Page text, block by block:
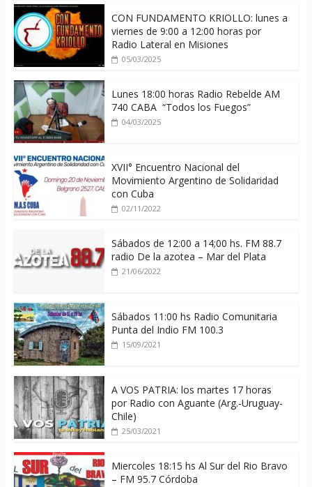
CON FUNDAMENTO KRIOLLO: lunes a
viernes de 9:00 a 12:00 horas por
Radio Lateral en Misiones
05/03/2025
Lunes 18:00 horas Radio Rebelde AM
740 CABA “Todos los Fuegos”
04/03/2025
XVII° Encuentro Nacional del
Movimiento Argentino de Solidaridad
con Cuba
02/11/2022
Sábados de 12:00 a 14;00 hs. FM 88.7
radio De la azotea – Mar del Plata
21/06/2022
Sábados 11:00 hs Radio Comunitaria
Punta del Indio FM 100.3
15/09/2021
A VOS PATRIA: los martes 17 horas
por Radio con Aguante (Arg.-Uruguay-
Chile)
25/03/2021
Miercoles 18:15 hs Al Sur del Rio Bravo
– FM 95.7 Córdoba